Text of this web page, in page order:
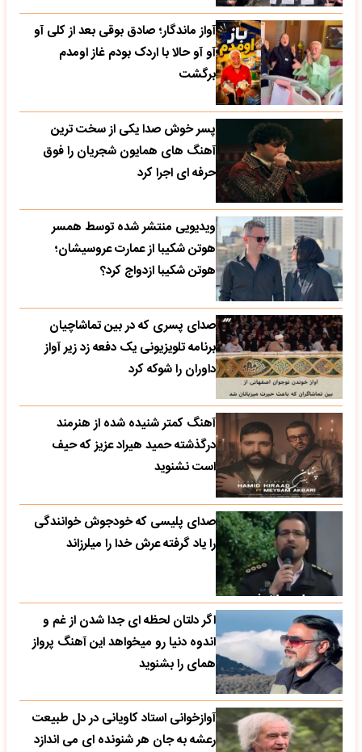
آواز ماندگار؛ صادق بوقی بعد از کلی آو
آو آو حالا با اردک بودم غاز اومدم
برگشت
پسر خوش صدا یکی از سخت ترین
آهنگ های همایون شجریان را فوق
حرفه ای اجرا کرد
ویدیویی منتشر شده توسط همسر
هوتن شکیبا از عمارت عروسیشان؛
هوتن شکیبا ازدواج کرد؟
صدای پسری که در بین تماشاچیان
برنامه تلویزیونی یک دفعه زد زیر آواز
داوران را شوکه کرد
آهنگ کمتر شنیده شده از هنرمند
درگذشته حمید هیراد عزیز که حیف
است نشنوید
صدای پلیسی که خودجوش خوانندگی
را یاد گرفته عرش خدا را میلرزاند
اگر دلتان لحظه ای جدا شدن از غم و
اندوه دنیا رو میخواهد این آهنگ پرواز
همای را بشنوید
آوازخوانی استاد کاویانی در دل طبیعت
رعشه به جان هر شنونده ای می اندازد